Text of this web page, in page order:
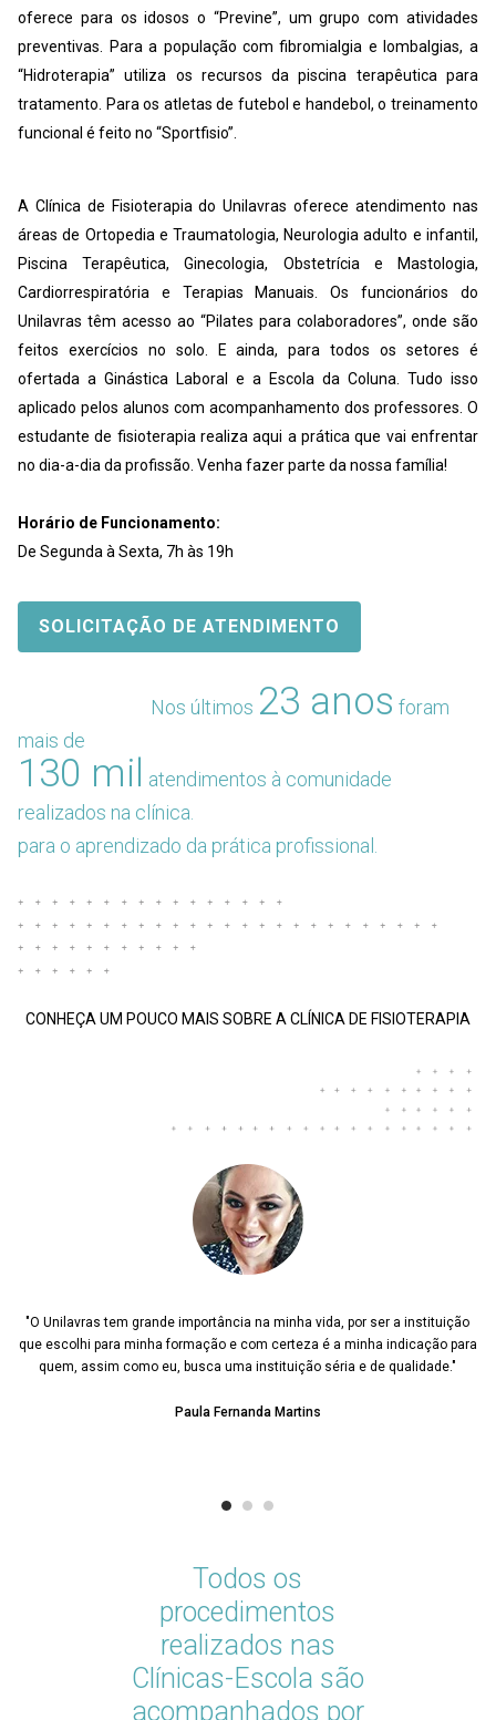
oferece para os idosos o “Previne”, um grupo com atividades
preventivas. Para a população com fibromialgia e lombalgias, a
“Hidroterapia” utiliza os recursos da piscina terapêutica para
tratamento. Para os atletas de futebol e handebol, o treinamento
funcional é feito no “Sportfisio”.
A Clínica de Fisioterapia do Unilavras oferece atendimento nas
áreas de Ortopedia e Traumatologia, Neurologia adulto e infantil,
Piscina Terapêutica, Ginecologia, Obstetrícia e Mastologia,
Cardiorrespiratória e Terapias Manuais. Os funcionários do
Unilavras têm acesso ao “Pilates para colaboradores”, onde são
feitos exercícios no solo. E ainda, para todos os setores é
ofertada a Ginástica Laboral e a Escola da Coluna. Tudo isso
aplicado pelos alunos com acompanhamento dos professores. O
estudante de fisioterapia realiza aqui a prática que vai enfrentar
no dia-a-dia da profissão. Venha fazer parte da nossa família!
Horário de Funcionamento:
De Segunda à Sexta, 7h às 19h
SOLICITAÇÃO DE ATENDIMENTO
Nos últimos 23 anos foram
mais de
130 mil atendimentos à comunidade
realizados na clínica.
para o aprendizado da prática profissional.
CONHEÇA UM POUCO MAIS SOBRE A CLÍNICA DE FISIOTERAPIA
"O Unilavras tem grande importância na minha vida, por ser a instituição
que escolhi para minha formação e com certeza é a minha indicação para
quem, assim como eu, busca uma instituição séria e de qualidade."
Paula Fernanda Martins
Todos os
procedimentos
realizados nas
Clínicas-Escola são
acompanhados por